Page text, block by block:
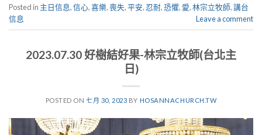
Posted in 主日信息,信心,喜樂,喪失,平安, 忍耐,恐懼, 愛,林宗立牧師,講台
信息
Leave a comment
2023.07.30 好樹結好果-林宗立牧師(台北主
日)
POSTED ON七月 30, 2023 BY HOSANNACHURCH.TW